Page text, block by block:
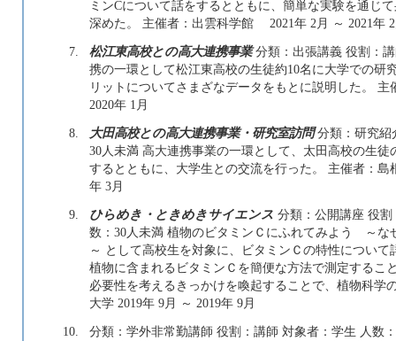
ミンCについて話をするとともに、簡単な実験を通じ
深めた。 主催者：出雲科学館 2021年 2月 ～ 2021年
7.
松江東高校との高大連携事業分類：出張講義 役割：
携の一環として松江東高校の生徒約10名に大学での研
リットについてさまざなデータをもとに説明した。
2020年 1月
8.
大田高校との高大連携事業・研究室訪問分類：研究紹
30人未満 高大連携事業の一環として、太田高校の生
するとともに、大学生との交流を行った。 主催者：島
年 3月
9.
ひらめき・ときめきサイエンス 分類：公開講座 役
数：30人未満 植物のビタミンＣにふれてみよう ～な
～ として高校生を対象に、ビタミンＣの特性につい
植物に含まれるビタミンＣを簡便な方法で測定するこ
必要性を考えるきっかけを喚起することで、植物科学
大学 2019年 9月 ～ 2019年 9月
10.
分類：学外非常勤講師 役割：講師 対象者：学生 人数